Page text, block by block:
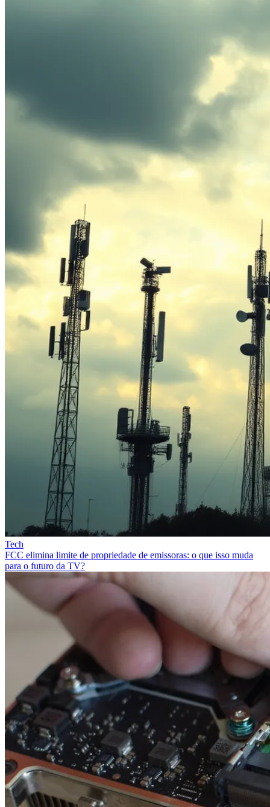
Tech
FCC elimina limite de propriedade de emissoras: o que isso muda
para o futuro da TV?